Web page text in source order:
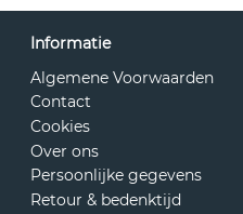
Informatie
Algemene Voorwaarden
Contact
Cookies
Over ons
Persoonlijke gegevens
Retour & bedenktijd